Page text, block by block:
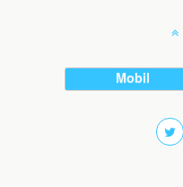
Mobil